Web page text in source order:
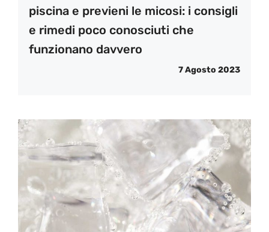
piscina e previeni le micosi: i consigli
e rimedi poco conosciuti che
funzionano davvero
7 Agosto 2023